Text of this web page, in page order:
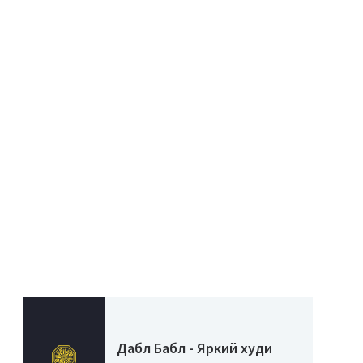
Дабл Бабл - Яркий худи